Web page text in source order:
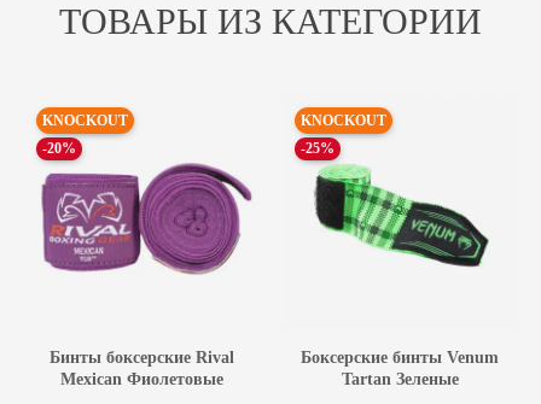
ТОВАРЫ ИЗ КАТЕГОРИИ
KNOCKOUT
-20%
Бинты боксерские Rival
Mexican Фиолетовые
KNOCKOUT
-25%
Боксерские бинты Venum
Tartan Зеленые